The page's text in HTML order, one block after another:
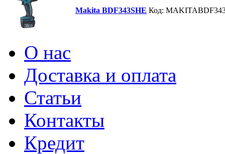
Makita BDF343SHE Код:
О нас
Доставка и оплата
Статьи
Контакты
Кредит